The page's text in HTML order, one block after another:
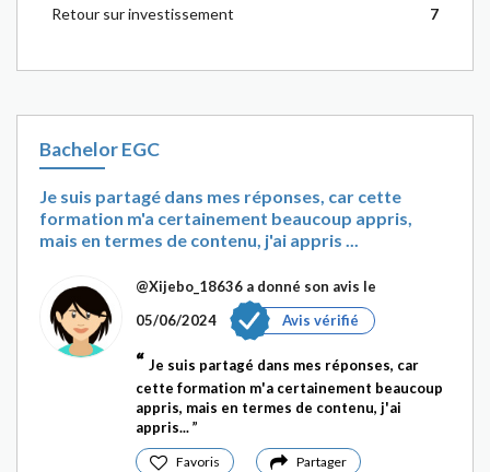
Retour sur investissement
7
Bachelor EGC
Je suis partagé dans mes réponses, car cette
formation m'a certainement beaucoup appris,
mais en termes de contenu, j'ai appris ...
@Xijebo_18636 a donné son avis le
05/06/2024
Avis vérifié
Je suis partagé dans mes réponses, car
cette formation m'a certainement beaucoup
appris, mais en termes de contenu, j'ai
appris...
Favoris Partager